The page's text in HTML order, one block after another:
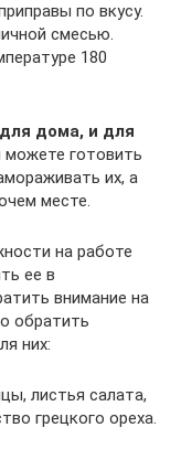
по вкусу.
смесью.
180
дома, и для
готовить
их, а
месте.
на работе
ее в
внимание на
обратить
них:
листья салата,
грецкого ореха.